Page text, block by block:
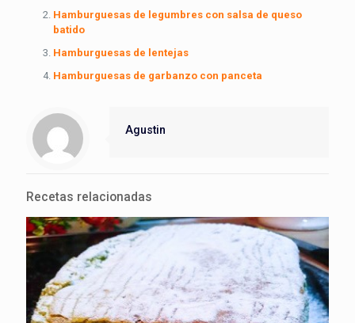
Hamburguesas de legumbres con salsa de queso
batido
Hamburguesas de lentejas
Hamburguesas de garbanzo con panceta
Agustin
Recetas relacionadas